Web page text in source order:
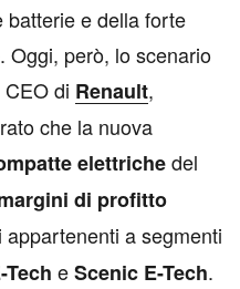
batterie e della forte
Oggi, però, lo scenario
di Renault,
che la nuova
elettrichedel
di profitto
a segmenti
Tech eScenic E-Tech.